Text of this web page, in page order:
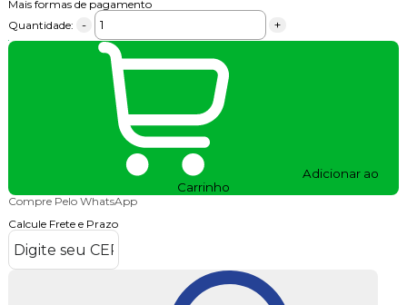
Mais formas de pagamento
Quantidade:
- +
Adicionar ao
Carrinho
Compre Pelo WhatsApp
Calcule Frete e Prazo